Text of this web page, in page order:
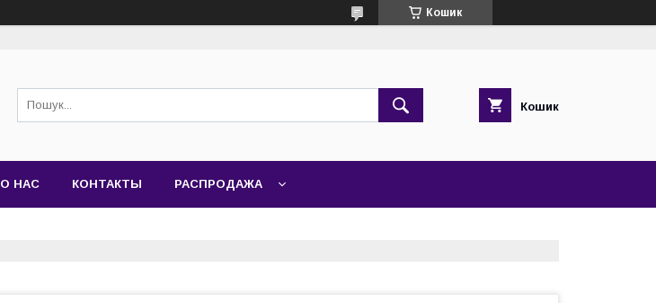
Кошик
Кошик
О НАС КОНТАКТЫ РАСПРОДАЖА